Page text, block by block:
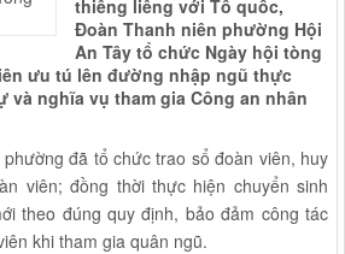
thiêng liêng với Tổ quốc,
Đoàn Thanh niên phường Hội
An Tây tổ chức Ngày hội tòng
ưu tú lên đường nhập ngũ thực
và nghĩa vụ tham gia Công an nhân
đã tổ chức trao sổ đoàn viên, huy
viên; đồng thời thực hiện chuyển sinh
theo đúng quy định, bảo đảm công tác
khi tham gia quân ngũ.